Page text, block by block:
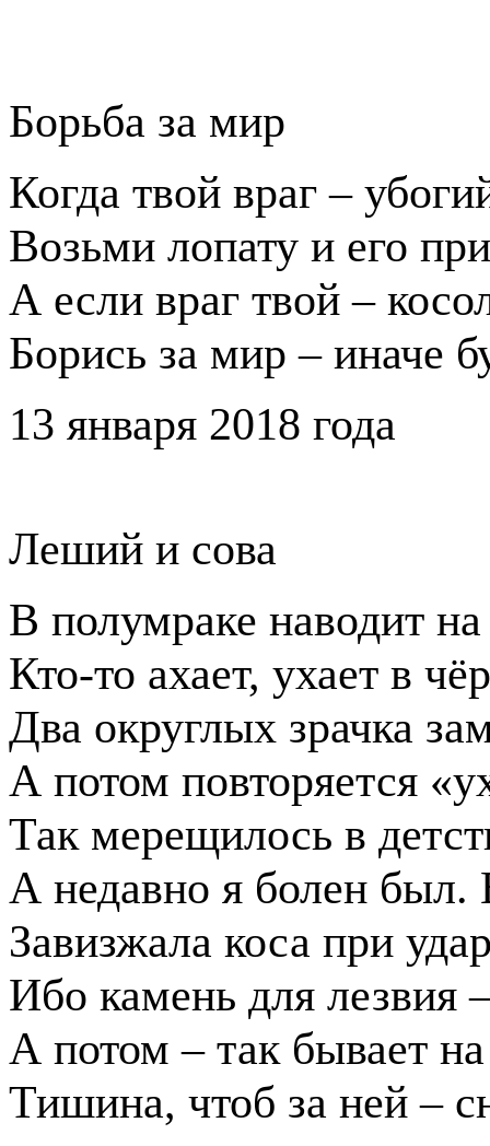
Борьба за мир
Когда твой враг –
Возьми лопату и его
А если враг твой –
Борись за мир – иначе
13 января 2018 года
Леший и сова
В полумраке наводит
Кто-то ахает, ухает в
Два округлых зрачка
А потом повторяется
Так мерещилось в
А недавно я болен был.
Завизжала коса при
Ибо камень для лезвия
А потом – так бывает
Тишина, чтоб за ней –